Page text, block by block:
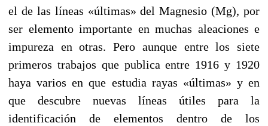
el de las líneas «últimas» del Magnesio (Mg), por
ser elemento importante en muchas aleaciones e
impu­reza en otras. Pero aunque entre los siete
primeros trabajos que publica entre 1916 y 1920
haya varios en que estudia rayas «últimas» y en
que descubre nuevas líneas útiles para la
identificación de elementos dentro de los